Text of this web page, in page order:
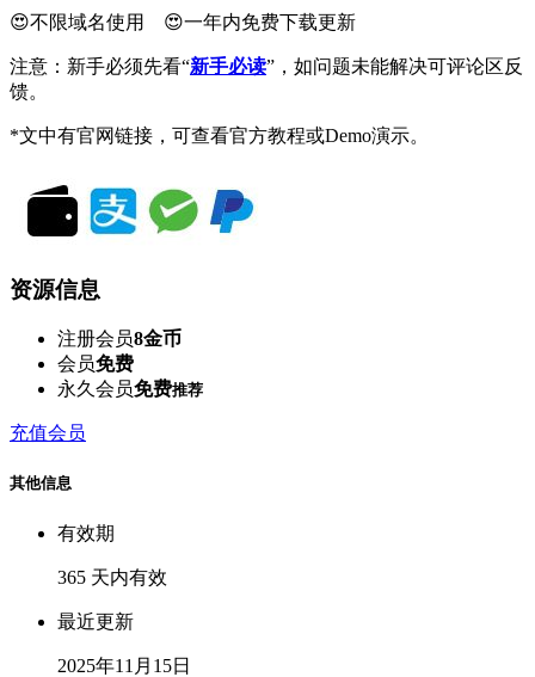
😍不限域名使用 😍一年内免费下载更新
注意：新手必须先看“新手必读”，如问题未能解决可评论区反
馈。
*文中有官网链接，可查看官方教程或Demo演示。
资源信息
注册会员8金币
会员免费
永久会员免费推荐
充值会员
其他信息
有效期
365 天内有效
最近更新
2025年11月15日